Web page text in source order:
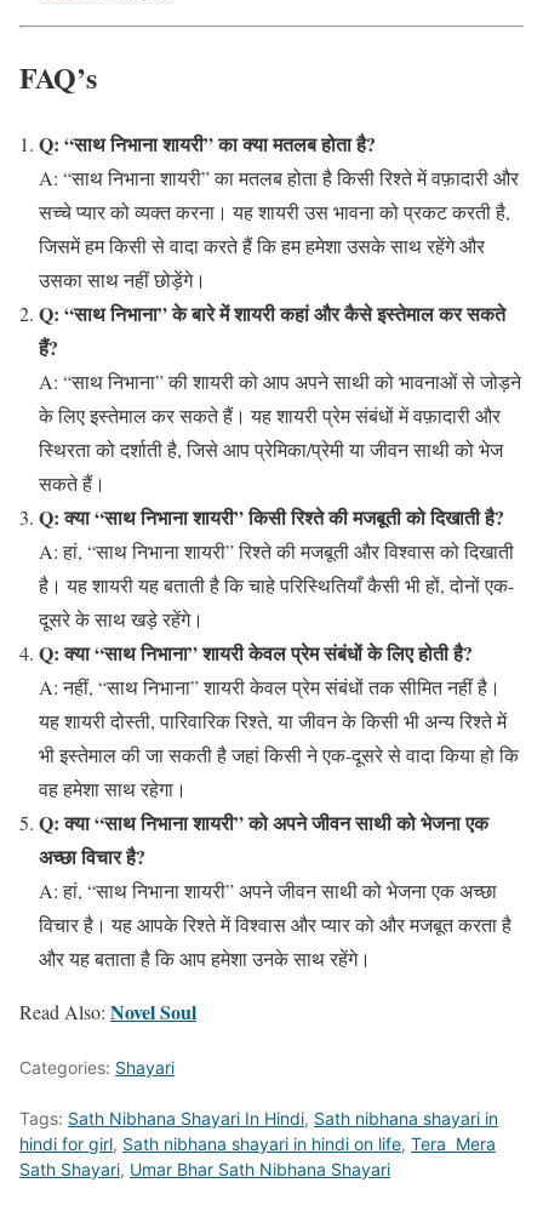
FAQ’s
Q: “साथ निभाना शायरी” का क्या मतलब होता है?
A: “साथ निभाना शायरी” का मतलब होता है किसी रिश्ते में वफ़ादारी और
सच्चे प्यार को व्यक्त करना। यह शायरी उस भावना को प्रकट करती है,
जिसमें हम किसी से वादा करते हैं कि हम हमेशा उसके साथ रहेंगे और
उसका साथ नहीं छोड़ेंगे।
Q: “साथ निभाना” के बारे में शायरी कहां और कैसे इस्तेमाल कर सकते
हैं?
A: “साथ निभाना” की शायरी को आप अपने साथी को भावनाओं से जोड़ने
के लिए इस्तेमाल कर सकते हैं। यह शायरी प्रेम संबंधों में वफ़ादारी और
स्थिरता को दर्शाती है, जिसे आप प्रेमिका/प्रेमी या जीवन साथी को भेज
सकते हैं।
Q: क्या “साथ निभाना शायरी” किसी रिश्ते की मजबूती को दिखाती है?
A: हां, “साथ निभाना शायरी” रिश्ते की मजबूती और विश्वास को दिखाती
है। यह शायरी यह बताती है कि चाहे परिस्थितियाँ कैसी भी हों, दोनों एक-
दूसरे के साथ खड़े रहेंगे।
Q: क्या “साथ निभाना” शायरी केवल प्रेम संबंधों के लिए होती है?
A: नहीं, “साथ निभाना” शायरी केवल प्रेम संबंधों तक सीमित नहीं है।
यह शायरी दोस्ती, पारिवारिक रिश्ते, या जीवन के किसी भी अन्य रिश्ते में
भी इस्तेमाल की जा सकती है जहां किसी ने एक-दूसरे से वादा किया हो कि
वह हमेशा साथ रहेगा।
Q: क्या “साथ निभाना शायरी” को अपने जीवन साथी को भेजना एक
अच्छा विचार है?
A: हां, “साथ निभाना शायरी” अपने जीवन साथी को भेजना एक अच्छा
विचार है। यह आपके रिश्ते में विश्वास और प्यार को और मजबूत करता है
और यह बताता है कि आप हमेशा उनके साथ रहेंगे।
Read Also: Novel Soul
Categories: Shayari
Tags: Sath Nibhana Shayari In Hindi, Sath nibhana shayari in
hindi for girl, Sath nibhana shayari in hindi on life, Tera Mera
Sath Shayari, Umar Bhar Sath Nibhana Shayari